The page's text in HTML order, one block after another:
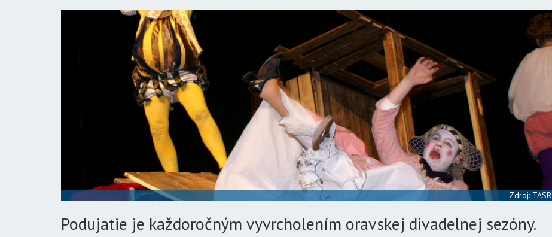
Zdroj: TASR
Podujatie je každoročným vyvrcholením oravskej divadelnej sezóny.